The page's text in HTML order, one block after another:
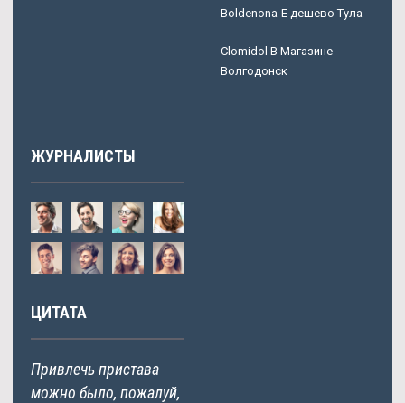
Boldenona-E дешево Тула
Clomidol В Магазине
Волгодонск
ЖУРНАЛИСТЫ
ЦИТАТА
Привлечь пристава
можно было, пожалуй,